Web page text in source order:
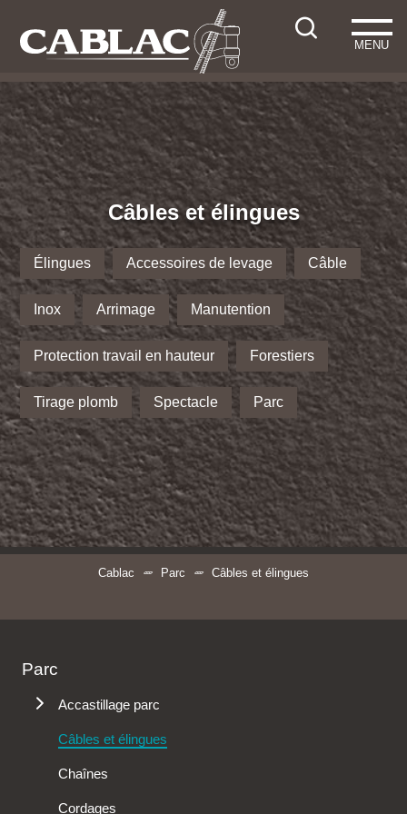
MENU
Câbles et élingues
Élingues Accessoires de levage Câble
Inox Arrimage Manutention
Protection travail en hauteur Forestiers
Tirage plomb Spectacle Parc
Cablac Parc Câbles et élingues
Parc
Accastillage parc
Anneaux
Anneaux de fixation
Anneaux de levage
Câbles et élingues
Chaînes
Cordages